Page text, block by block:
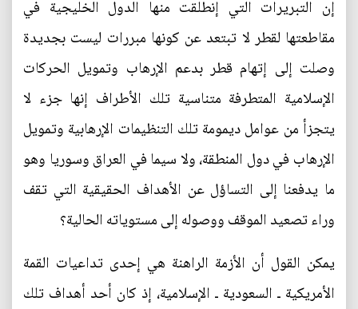
إن التبريرات التي إنطلقت منها الدول الخليجية في
مقاطعتها لقطر لا تبتعد عن كونها مبررات ليست بجديدة
وصلت إلى إتهام قطر بدعم الإرهاب وتمويل الحركات
الإسلامية المتطرفة متناسية تلك الأطراف إنها جزء لا
يتجزأ من عوامل ديمومة تلك التنظيمات الإرهابية وتمويل
الإرهاب في دول المنطقة، ولا سيما في العراق وسوريا وهو
ما يدفعنا إلى التساؤل عن الأهداف الحقيقية التي تقف
وراء تصعيد الموقف ووصوله إلى مستوياته الحالية؟
يمكن القول أن الأزمة الراهنة هي إحدى تداعيات القمة
الأمريكية ـ السعودية ـ الإسلامية، إذ كان أحد أهداف تلك